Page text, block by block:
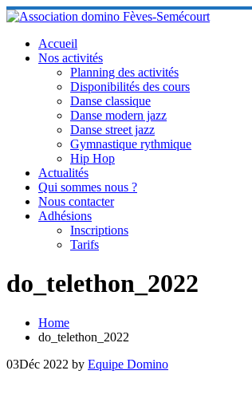
Skip
to
contentAccueil
Nos activités
Planning des activités
Disponibilités des cours
Danse classique
Danse modern jazz
Danse street jazz
Gymnastique rythmique
Hip Hop
Actualités
Qui sommes nous ?
Nous contacter
Adhésions
Inscriptions
Tarifs
do_telethon_2022
Home
do_telethon_2022
03Déc 2022 by Equipe Domino